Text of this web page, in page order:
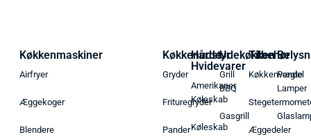
Køkkenmaskiner
Airfryer
Æggekoger
Blendere
Køkkenudstyr
Gryder
Frituregryder
Pander
Hårde
Hvidevarer
Amerikaner
Køleskab
Køleskab
Udekøkken
Grill
BBQ
Gasgrill
Tilbehør
Køkkenvægte
Æggedeler
Pendel
Lamper